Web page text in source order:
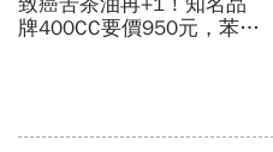
牌400CC要價950元，苯駢